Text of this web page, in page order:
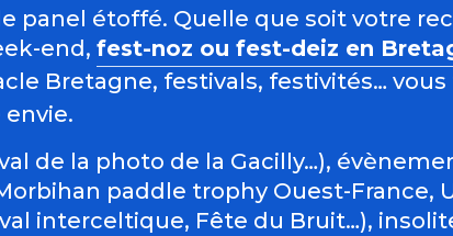
panel étoffé. Quelle que soit votre
end, fest-noz ou fest-deiz en
Bretagne, festivals, festivités… vous
de la photo de la Gacilly…),
paddle trophy Ouest-France,
interceltique, Fête du Bruit…),